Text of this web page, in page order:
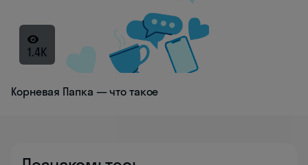
1.4K
Корневая Папка — что такое